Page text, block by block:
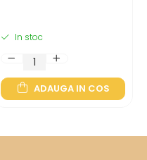
In stoc
ADAUGA IN COS